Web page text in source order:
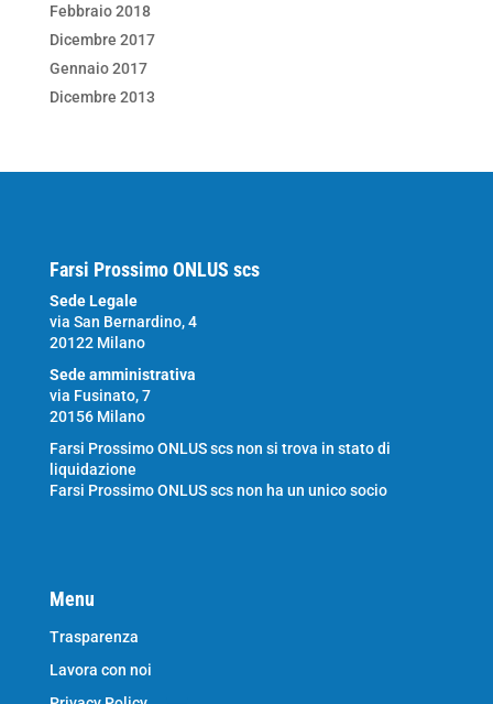
Febbraio 2018
Dicembre 2017
Gennaio 2017
Dicembre 2013
Farsi Prossimo ONLUS scs
Sede Legale
via San Bernardino, 4
20122 Milano
Sede amministrativa
via Fusinato, 7
20156 Milano
Farsi Prossimo ONLUS scs non si trova in stato di
liquidazione
Farsi Prossimo ONLUS scs non ha un unico socio
Menu
Trasparenza
Lavora con noi